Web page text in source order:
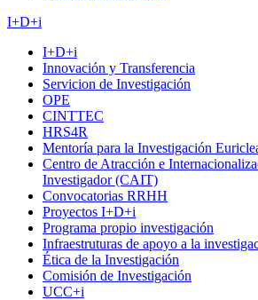
I+D+i
I+D+i
Innovación y Transferencia
Servicion de Investigación
OPE
CINTTEC
HRS4R
Mentoría para la Investigación
Centro de Atracción e
Investigador (CAIT)
Convocatorias RRHH
Proyectos I+D+i
Programa propio investigación
Infraestruturas de apoyo a la
Ética de la Investigación
Comisión de Investigación
UCC+i